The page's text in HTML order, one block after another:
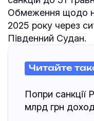
Обмеження щодо
2025 року через
Південний Судан.
Читайте
Попри санкції
млрд грн